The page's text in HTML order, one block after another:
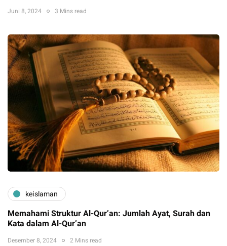
Juni 8, 2024 3 Mins read
keislaman
Memahami Struktur Al-Qur’an: Jumlah Ayat, Surah dan
Kata dalam Al-Qur’an
Desember 8, 2024 2 Mins read